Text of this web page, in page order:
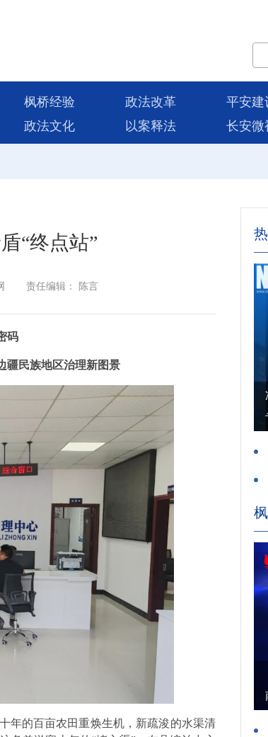
枫桥经验 政法改革 平安建
政法文化 以案释法 长安微
“终点站”
责任编辑： 陈言
码
疆民族地区治理新图景
年的百亩农田重焕生机，新疏浚的水渠清